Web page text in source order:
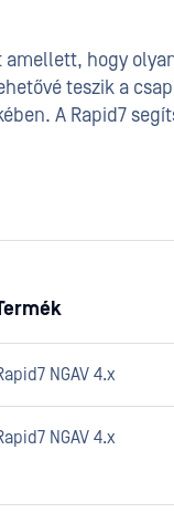
amellett, hogy
teszik a
A Rapid7
NGAV 4.x
NGAV 4.x